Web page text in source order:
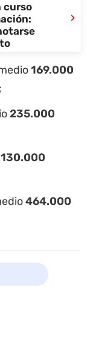
curso
›
169.000
235.000
130.000
464.000